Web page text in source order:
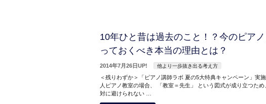
10年ひと昔は過去のこと！？今のピア
っておくべき本当の理由とは？
2014年7月26日UP! 他より一歩抜き出る考え方
＜残りわずか＞「ピアノ講師ラボ 夏の5大特典キャンペーン」実
人ピアノ教室の場合、 「教室＝先生」 という図式が成り立つた
対に避けられない …